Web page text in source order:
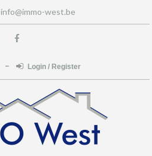
info@immo-west.be
Login / Register